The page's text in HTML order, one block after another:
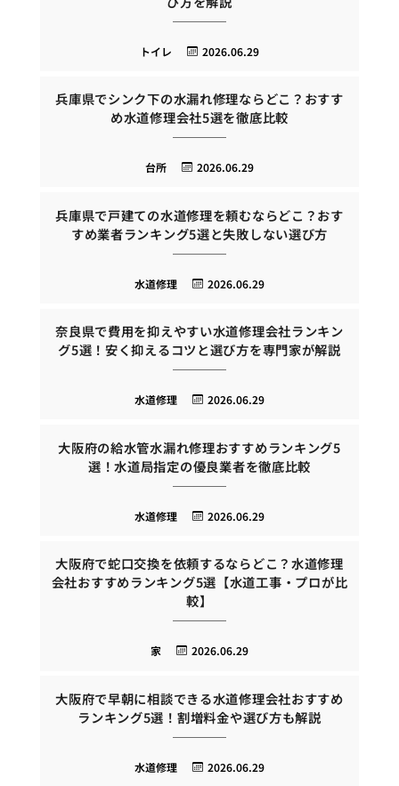
2026.06.29
トイレ
兵庫県でシンク下の水漏れ修理ならどこ？おすす
め水道修理会社5選を徹底比較
2026.06.29
台所
兵庫県で戸建ての水道修理を頼むならどこ？おす
すめ業者ランキング5選と失敗しない選び方
2026.06.29
水道修理
奈良県で費用を抑えやすい水道修理会社ランキン
グ5選！安く抑えるコツと選び方を専門家が解説
2026.06.29
水道修理
大阪府の給水管水漏れ修理おすすめランキング5
選！水道局指定の優良業者を徹底比較
2026.06.29
水道修理
大阪府で蛇口交換を依頼するならどこ？水道修理
会社おすすめランキング5選【水道工事・プロが比
較】
2026.06.29
家
大阪府で早朝に相談できる水道修理会社おすすめ
ランキング5選！割増料金や選び方も解説
2026.06.29
水道修理